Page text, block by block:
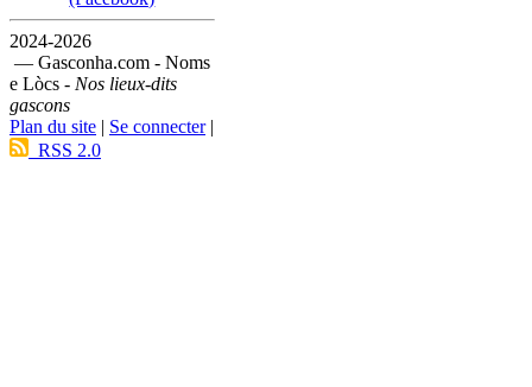
2024-2026
— Gasconha.com - Noms
e Lòcs - Nos lieux-dits
gascons
Plan du site | Se connecter|
RSS 2.0